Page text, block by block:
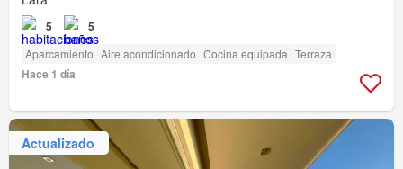
5 5
Aparcamiento Aire acondicionado Cocina equipada Terraza
Hace 1 día
Actualizado